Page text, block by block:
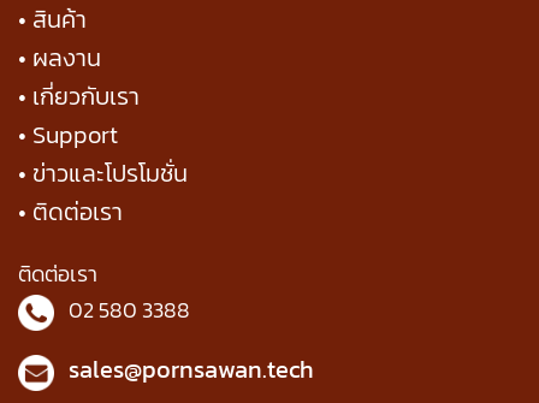
• สินค้า
• ผลงาน
• เกี่ยวกับเรา
• Support
• ข่าวและโปรโมชั่น
• ติดต่อเรา
ติดต่อเรา
02 580 3388
sales@pornsawan.tech